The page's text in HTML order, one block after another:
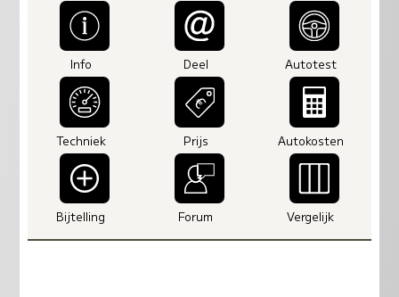
Info Deel Autotest
Techniek Prijs Autokosten
Bijtelling Forum Vergelijk